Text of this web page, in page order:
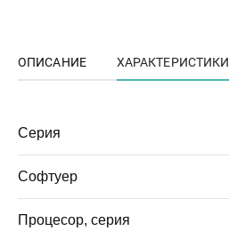
ОПИСАНИЕ ХАРАКТЕРИСТИКИ
Серия
Софтуер
Процесор, серия